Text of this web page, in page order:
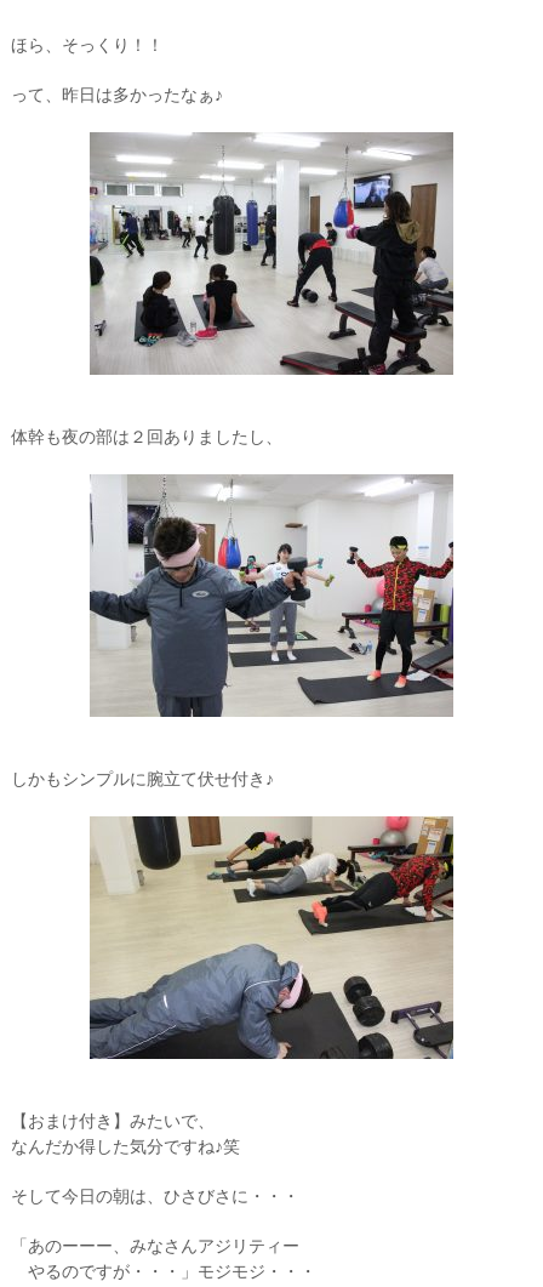
ほら、そっくり！！
って、昨日は多かったなぁ♪
体幹も夜の部は２回ありましたし、
しかもシンプルに腕立て伏せ付き♪
【おまけ付き】みたいで、
なんだか得した気分ですね♪笑
そして今日の朝は、ひさびさに・・・
「あのーーー、みなさんアジリティー
やるのですが・・・」モジモジ・・・